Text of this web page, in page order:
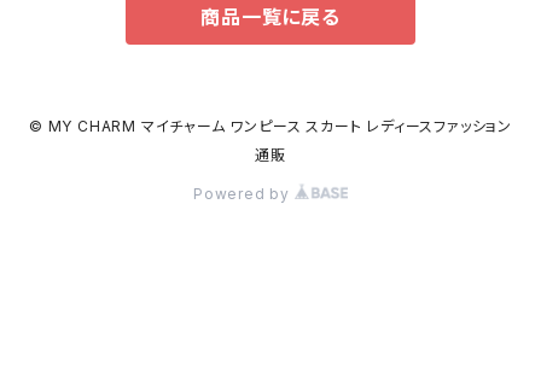
その他
ペチコート/ペチパンツ
その他
タイツ
商品一覧に戻る
© MY CHARM マイチャーム ワンピース スカート レディースファッション
通販
Powered by